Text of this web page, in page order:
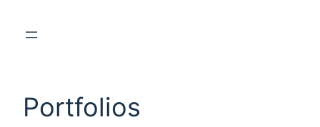
Portfolios